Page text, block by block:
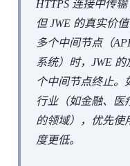
HTTPS 连接中传
但 JWE 的真实价
多个中间节点（
系统）时，JWE
个中间节点终止。
行业（如金融、医
的领域），优先使
度更低。